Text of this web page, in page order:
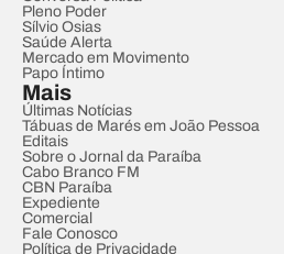
Pleno Poder
Sílvio Osias
Saúde Alerta
Mercado em Movimento
Papo Íntimo
Mais
Últimas Notícias
Tábuas de Marés em João Pessoa
Editais
Sobre o Jornal da Paraíba
Cabo Branco FM
CBN Paraíba
Expediente
Comercial
Fale Conosco
Política de Privacidade